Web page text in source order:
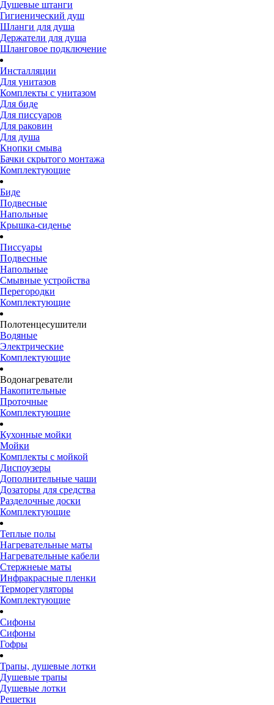
Душевые штанги
Гигиенический душ
Шланги для душа
Держатели для душа
Шланговое подключение
Инсталляции
Для унитазов
Комплекты с унитазом
Для биде
Для писсуаров
Для раковин
Для душа
Кнопки смыва
Бачки скрытого монтажа
Комплектующие
Биде
Подвесные
Напольные
Крышка-сиденье
Писсуары
Подвесные
Напольные
Смывные устройства
Перегородки
Комплектующие
Полотенцесушители
Водяные
Электрические
Комплектующие
Водонагреватели
Накопительные
Проточные
Комплектующие
Кухонные мойки
Мойки
Комплекты с мойкой
Диспоузеры
Дополнительные чаши
Дозаторы для средства
Разделочные доски
Комплектующие
Теплые полы
Нагревательные маты
Нагревательные кабели
Стержнеые маты
Инфракрасные пленки
Терморегуляторы
Комплектующие
Сифоны
Сифоны
Гофры
Трапы, душевые лотки
Душевые трапы
Душевые лотки
Решетки